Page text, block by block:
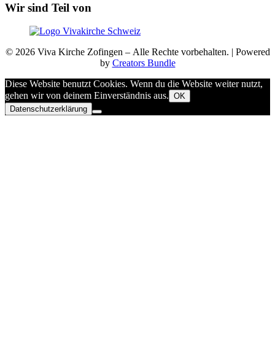
Wir sind Teil von
© 2026 Viva Kirche Zofingen – Alle Rechte vorbehalten. | Powered
by Creators Bundle
Diese Website benutzt Cookies. Wenn du die Website weiter nutzt,
gehen wir von deinem Einverständnis aus. OK
Datenschutzerklärung